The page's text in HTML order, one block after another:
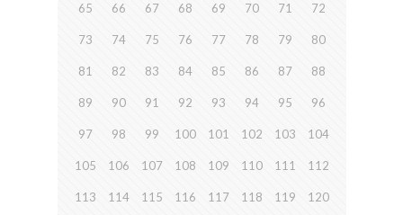
65 66 67 68 69 70 71 72
73 74 75 76 77 78 79 80
81 82 83 84 85 86 87 88
89 90 91 92 93 94 95 96
97 98 99 100 101 102 103 104
105 106 107 108 109 110 111 112
113 114 115 116 117 118 119 120